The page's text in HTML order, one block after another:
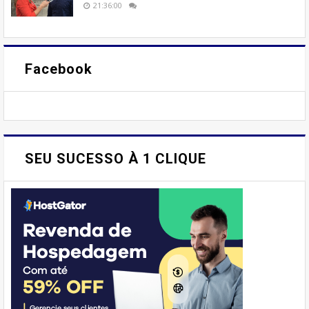
21:36:00
Facebook
SEU SUCESSO À 1 CLIQUE